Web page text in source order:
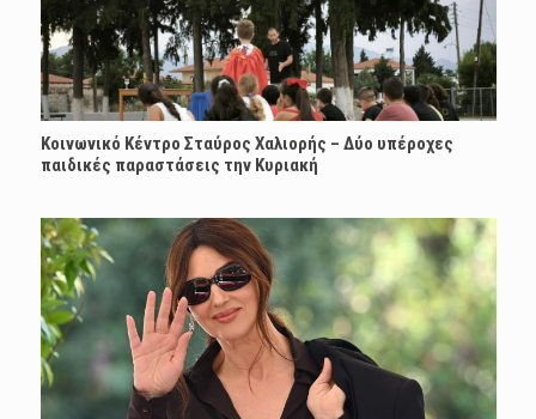
Κοινωνικό Κέντρο Σταύρος Χαλιορής – Δύο υπέροχες
παιδικές παραστάσεις την Κυριακή